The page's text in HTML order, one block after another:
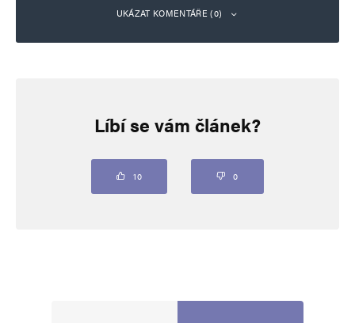
UKÁZAT KOMENTÁŘE (0)
Vaše e-mailová adresa nebude zveřejněna. Vyžadované informace jsou
Líbí se vám článek?
10 0